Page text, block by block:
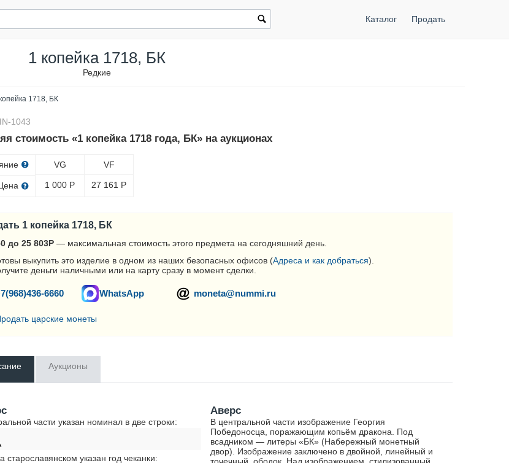
Каталог Продать
1 копейка 1718, БК
Редкие
1718, БК
1043
стоимость «1 копейка 1718 года, БК» на аукционах
VG
1 000 Р
VF
27 161 Р
1 копейка 1718, БК
до 25 803Р — максимальная стоимость этого предмета на сегодняшний день.
выкупить это изделие в одном из наших безопасных офисов (Адреса и как добраться).
деньги наличными или на карту сразу в момент сделки.
6660 WhatsApp moneta@nummi.ru
царские монеты
Аукционы
части указан номинал в две строки:
старославянском указан год чеканки:
Аверс
В центральной части изображение Георгия
Победоносца, поражающим копьём дракона. Под
всадником — литеры «БК» (Набережный монетный
двор). Изображение заключено в двойной, линейный и